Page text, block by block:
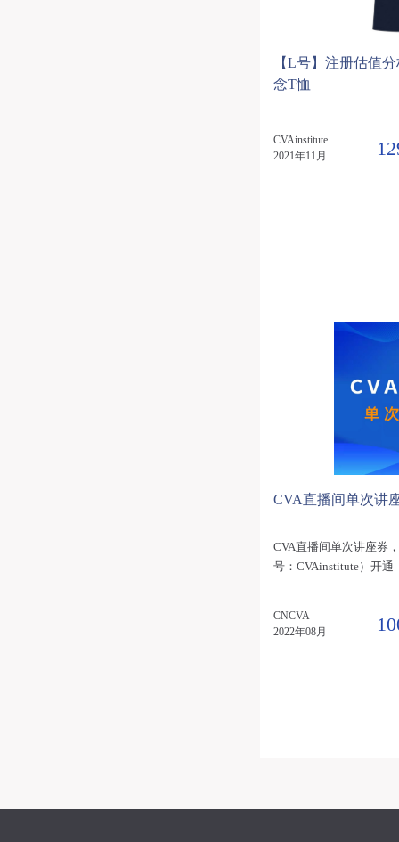
【L号】注册估值
念T恤
CVAinstitute
2021年11月
CVA直播间单次讲
CVA直播间单次讲座券
号：CVAinstitute）开通
CNCVA
2022年08月